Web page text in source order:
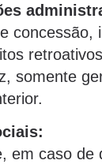
concessão,
somente
em caso de